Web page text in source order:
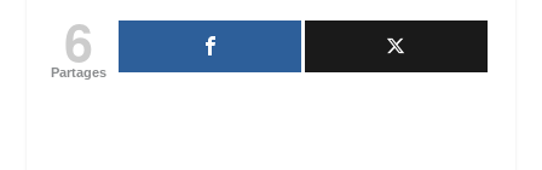
6
Partages